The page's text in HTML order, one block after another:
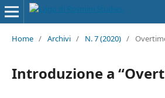
Home / Archivi / N. 7 (2020) /
Introduzione a